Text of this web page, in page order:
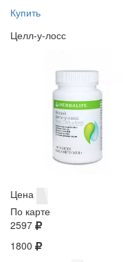
Купить
Целл-у-лосс
Цена
По карте
2597
1800